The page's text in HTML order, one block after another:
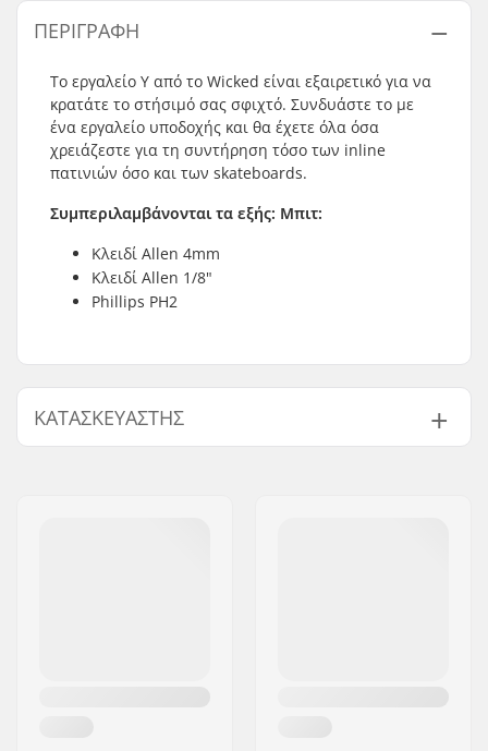
ΠΕΡΙΓΡΑΦΉ
Το εργαλείο Y από το Wicked είναι εξαιρετικό για να
κρατάτε το στήσιμό σας σφιχτό. Συνδυάστε το με
ένα εργαλείο υποδοχής και θα έχετε όλα όσα
χρειάζεστε για τη συντήρηση τόσο των inline
πατινιών όσο και των skateboards.
Συμπεριλαμβάνονται τα εξής: Μπιτ:
Κλειδί Allen 4mm
Κλειδί Allen 1/8"
Phillips PH2
ΚΑΤΑΣΚΕΥΑΣΤΉΣ